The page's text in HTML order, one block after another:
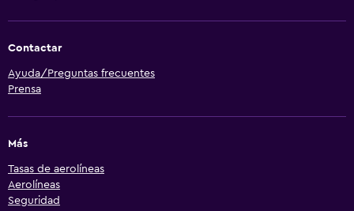
Contactar
Ayuda/Preguntas frecuentes
Prensa
Más
Tasas de aerolíneas
Aerolíneas
Seguridad